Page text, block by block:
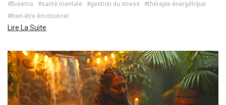
#Breema #santé mentale #gestion du stress
#thérapie énergétique
#bien-être émotionnel
Lire La Suite